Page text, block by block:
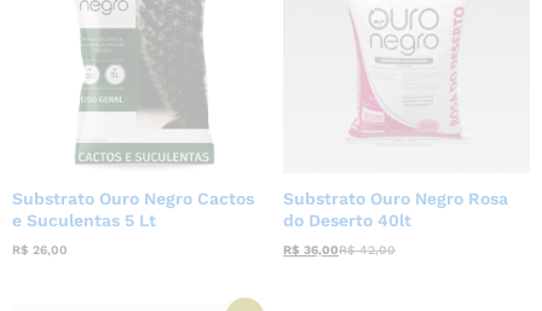
Substrato Ouro Negro Cactos
e Suculentas 5 Lt
R$ 26,00
Substrato Ouro Negro Rosa
do Deserto 40lt
R$ 36,00R$42,00